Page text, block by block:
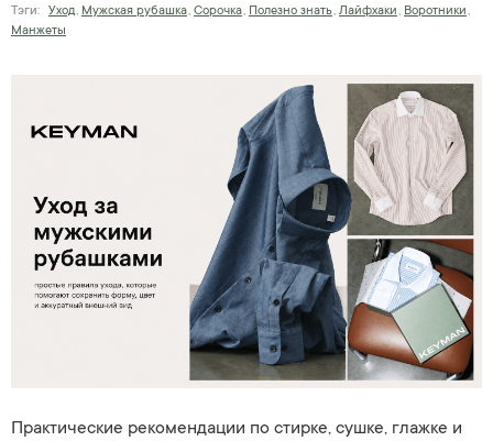
Тэги: Уход, Мужская рубашка, Сорочка, Полезно знать, Лайфхаки, Воротники,
Манжеты
Практические рекомендации по стирке, сушке, глажке и